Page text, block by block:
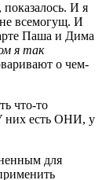
показалось. И я
всемогущ. И
Паша и Дима
я так
о чем-
что-то
них есть ОНИ, у
для